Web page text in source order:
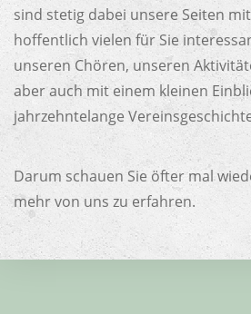
sind stetig dabei unsere Seiten
hoffentlich vielen für Sie
unseren Chören, unseren
aber auch mit einem kleinen
jahrzehntelange
Darum schauen Sie öfter mal
mehr von uns zu erfahren.